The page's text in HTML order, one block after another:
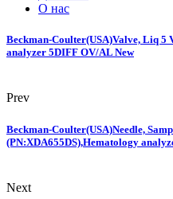
О нас
Beckman-Coulter(USA)Valve, Liq 5
analyzer 5DIFF OV/AL New
Prev
Beckman-Coulter(USA)Needle,
(PN:XDA655DS),Hematology
Next